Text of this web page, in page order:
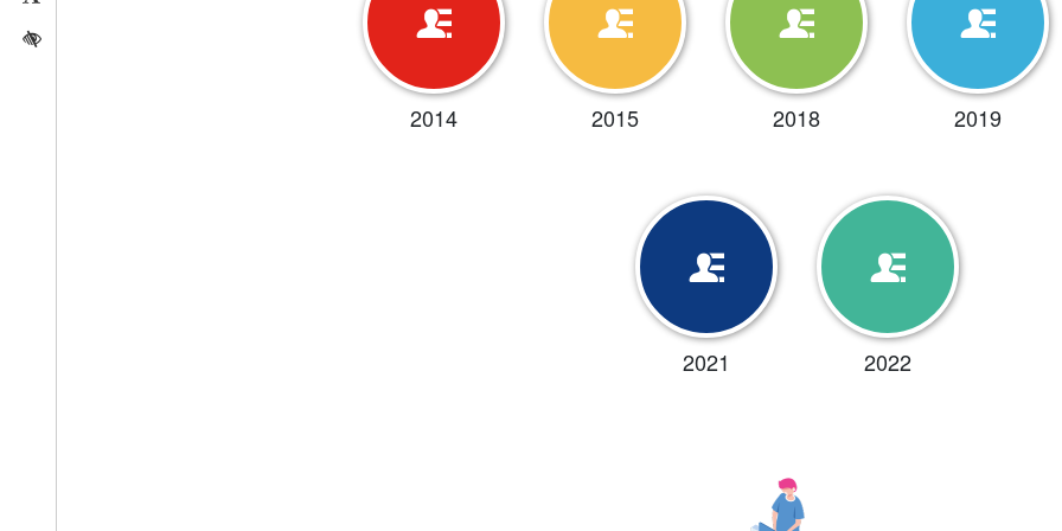
Activar/quitar contraste
2014 2015 2018 2019
2021 2022